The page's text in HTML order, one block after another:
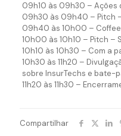
09h10 às 09h30 – Ações
09h30 às 09h40 – Pitch
09h40 às 10h00 –
10h00 às 10h10 – Pitch –
10h10 às 10h30 – Com a
10h30 às 11h20 –
sobre InsurTechs e bate-
11h20 às 11h30 –
Compartilhar